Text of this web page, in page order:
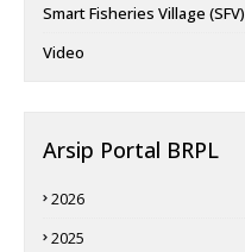
Smart Fisheries Village (SFV)
Video
Arsip Portal BRPL
2026
2025